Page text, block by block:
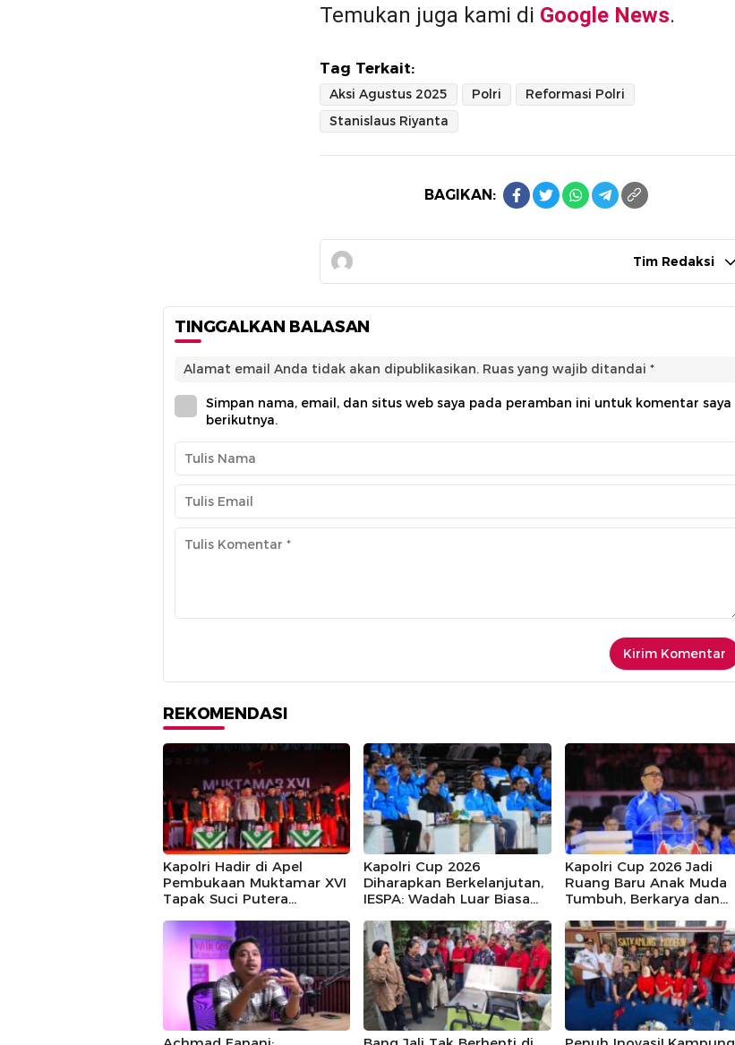
Temukan juga kami di Google News.
Tag Terkait:
Aksi Agustus 2025 Polri
Reformasi Polri
Stanislaus Riyanta
BAGIKAN:
Tim Redaksi
TINGGALKAN BALASAN
Alamat email Anda tidak akan dipublikasikan. Ruas yang wajib ditandai *
Simpan nama, email, dan situs web saya pada peramban ini untuk komentar saya
berikutnya.
REKOMENDASI
Kapolri Hadir di Apel
Pembukaan Muktamar XVI
Tapak Suci Putera
Kapolri Cup 2026
Diharapkan Berkelanjutan,
IESPA: Wadah Luar Biasa
Kapolri Cup 2026 Jadi
Ruang Baru Anak Muda
Tumbuh, Berkarya dan